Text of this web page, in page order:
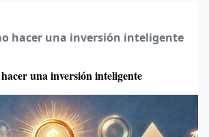
hacer una inversión inteligente
una inversión inteligente